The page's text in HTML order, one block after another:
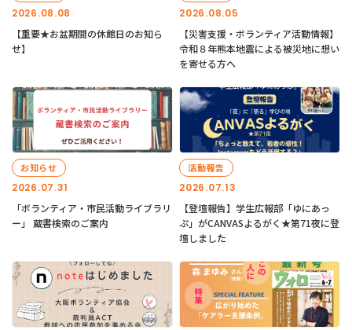
2026.08.08
【重要★お盆期間の休館日のお知ら
せ】
2026.08.05
【災害支援・ボランティア活動情報】
令和８年熊本地震による被災地に想い
を寄せる方へ
2026.07.31
お知らせ
「ボランティア・市民活動ライブラリ
ー」 蔵書検索のご案内
2026.07.13
活動報告
【登壇報告】学生広報部「ゆにあっ
ぷ」がCANVASよるがく★第71夜に登
壇しました